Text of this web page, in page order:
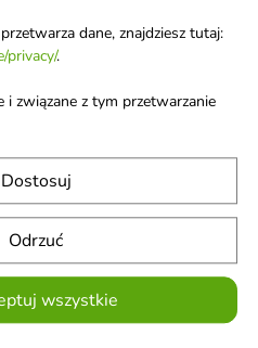
sebum, jednocześnie łagodząc
skórę i wspierając jej regenerację
Obecnie brak na stanie
feedSKIN Żel do mycia
twarzy z Wąkrotką
azjatycką 300 ml
dane, znajdziesz tutaj:
privacy/.
i związane z tym przetwarzanie
Dostosuj
Odrzuć
wszystkie